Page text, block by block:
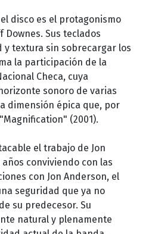
disco es el protagonismo
Downes. Sus teclados
textura sin sobrecargar los
la participación de la
Checa, cuya
sonoro de varias
dimensión épica que, por
(2001).
el trabajo de Jon
conviviendo con las
con Jon Anderson, el
seguridad que ya no
su predecesor. Su
natural y plenamente